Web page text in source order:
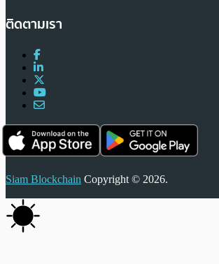
ติดตามเรา
Siam Blockchain Copyright © 2026.